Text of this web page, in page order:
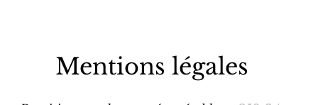
Mentions légales